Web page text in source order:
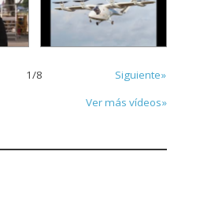
1/8
Siguiente»
Ver más vídeos»